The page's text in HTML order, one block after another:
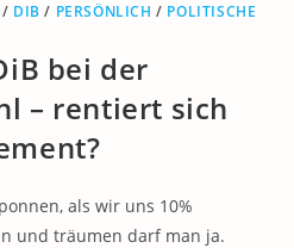
/ DIB / PERSÖNLICH / POLITISCHE
bei der
– rentiert sich
als wir uns 10%
und träumen darf man ja.